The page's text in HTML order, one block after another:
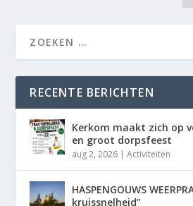
RECENTE BERICHTEN
Kerkom maakt zich op
en groot dorpsfeest
aug 2, 2026 |Activiteiten
HASPENGOUWS
kruissnelheid”